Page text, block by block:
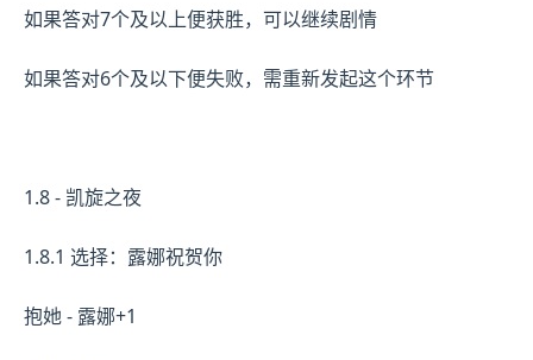
如果答对7个及以上便获胜，可以继续剧情
如果答对6个及以下便失败，需重新发起这个环节
1.8 - 凯旋之夜
1.8.1 选择：露娜祝贺你
抱她 - 露娜+1